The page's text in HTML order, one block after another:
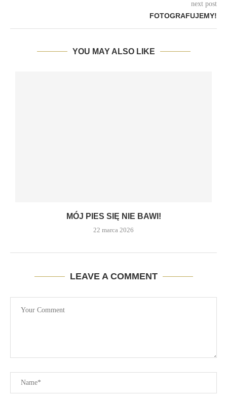
next post
FOTOGRAFUJEMY!
YOU MAY ALSO LIKE
MÓJ PIES SIĘ NIE BAWI!
22 marca 2026
LEAVE A COMMENT